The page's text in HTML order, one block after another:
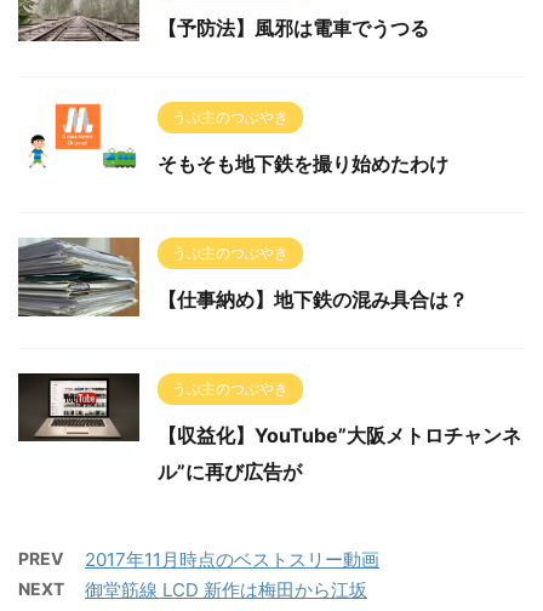
【予防法】風邪は電車でうつる
うぷ主のつぶやき
そもそも地下鉄を撮り始めたわけ
うぷ主のつぶやき
【仕事納め】地下鉄の混み具合は？
うぷ主のつぶやき
【収益化】YouTube”大阪メトロチャンネ
ル”に再び広告が
PREV 2017年11月時点のベストスリー動画
NEXT 御堂筋線 LCD 新作は梅田から江坂